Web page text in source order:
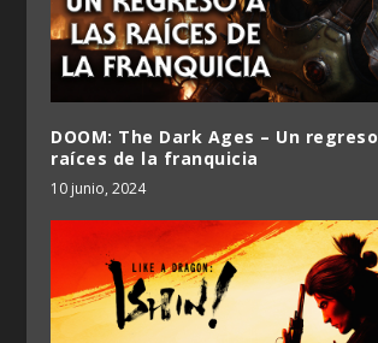
DOOM: The Dark Ages – Un
raíces de la franquicia
10 junio, 2024